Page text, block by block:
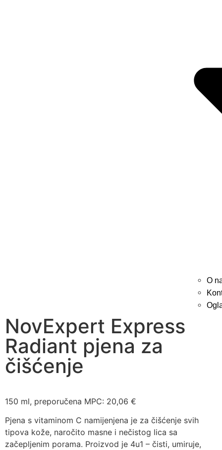
O
NovExpert Express
Radiant pjena za
čišćenje
150 ml, preporučena MPC: 20,06 €
Pjena s vitaminom C namijenjena je za čišćenje svih
tipova kože, naročito masne i nečistog lica sa
začepljenim porama. Proizvod je 4u1 – čisti, umiruje,